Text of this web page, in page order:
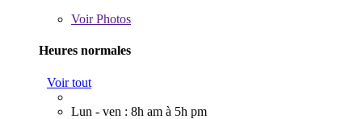
VoirPhotos
Heures normales
Voir tout
Lun - ven : 8h am à 5h pm